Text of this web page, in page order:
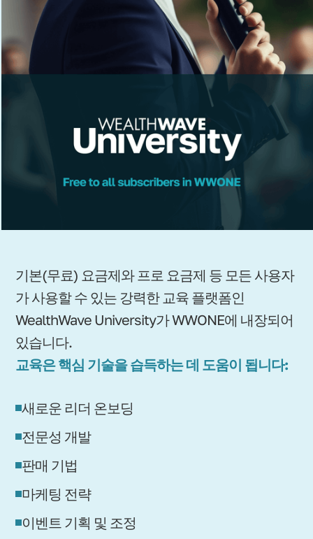
기본(무료) 요금제와 프로 요금제 등 모든 사용자
가 사용할 수 있는 강력한 교육 플랫폼인
WealthWave University가 WWONE에 내장되어
있습니다.
교육은 핵심 기술을 습득하는 데 도움이 됩니다:
새로운 리더 온보딩
전문성 개발
판매 기법
마케팅 전략
이벤트 기획 및 조정